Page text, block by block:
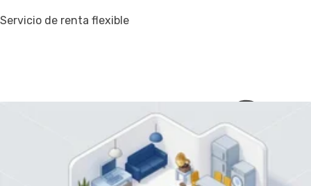
Servicio de renta flexible